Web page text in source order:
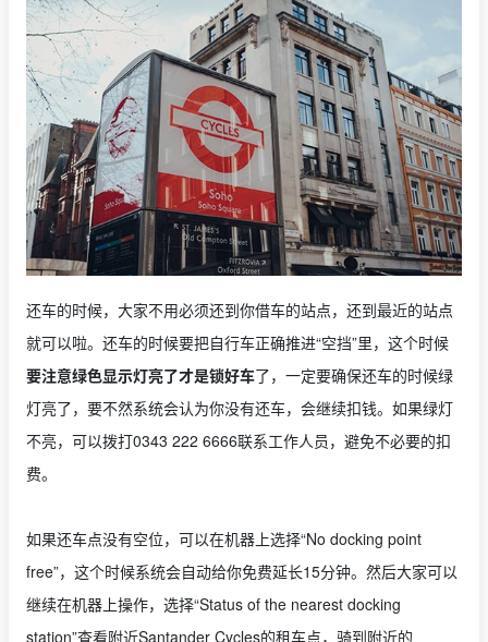
还车的时候，大家不用必须还到你借车的站点，还到最近的站点
就可以啦。还车的时候要把自行车正确推进“空挡”里，这个时候
要注意绿色显示灯亮了才是锁好车了，一定要确保还车的时候绿
灯亮了，要不然系统会认为你没有还车，会继续扣钱。如果绿灯
不亮，可以拨打0343 222 6666联系工作人员，避免不必要的扣
费。
如果还车点没有空位，可以在机器上选择“No docking point
free”，这个时候系统会自动给你免费延长15分钟。然后大家可以
继续在机器上操作，选择“Status of the nearest docking
station”查看附近Santander Cycles的租车点，骑到附近的